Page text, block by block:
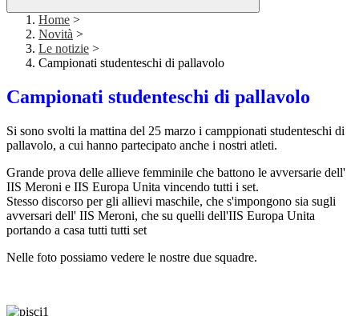
Home >
Novità >
Le notizie >
Campionati studenteschi di pallavolo
Campionati studenteschi di pallavolo
Si sono svolti la mattina del 25 marzo i camppionati studenteschi di
pallavolo, a cui hanno partecipato anche i nostri atleti.
Grande prova delle allieve femminile che battono le avversarie dell'
IIS Meroni e IIS Europa Unita vincendo tutti i set.
Stesso discorso per gli allievi maschile, che s'impongono sia sugli
avversari dell' IIS Meroni, che su quelli dell'IIS Europa Unita
portando a casa tutti tutti set
Nelle foto possiamo vedere le nostre due squadre.